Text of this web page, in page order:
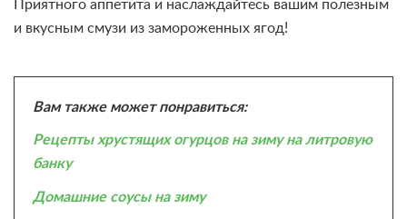
Приятного аппетита и наслаждайтесь вашим полезным
и вкусным смузи из замороженных ягод!
Вам также может понравиться:
Рецепты хрустящих огурцов на зиму на литровую
банку
Домашние соусы на зиму